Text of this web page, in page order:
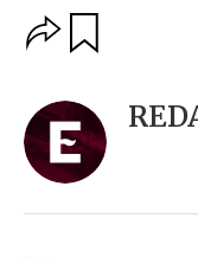
O
p
n
e
s
a
r